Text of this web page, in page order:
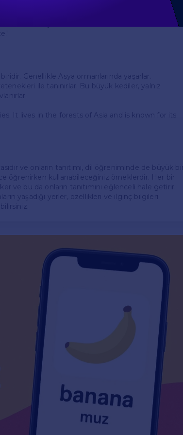
in many breeds and can be trained for various
Genellikle Asya ormanlarında yaşarlar.
ile tanınırlar. Bu büyük kediler, yalnız
It lives in the forests of Asia and is known for its
ve onların tanıtımı, dil öğreniminde de büyük bir
öğrenirken kullanabileceğiniz örneklerdir. Her bir
ve bu da onların tanıtımını eğlenceli hale getirir.
yaşadığı yerler, özellikleri ve ilginç bilgileri